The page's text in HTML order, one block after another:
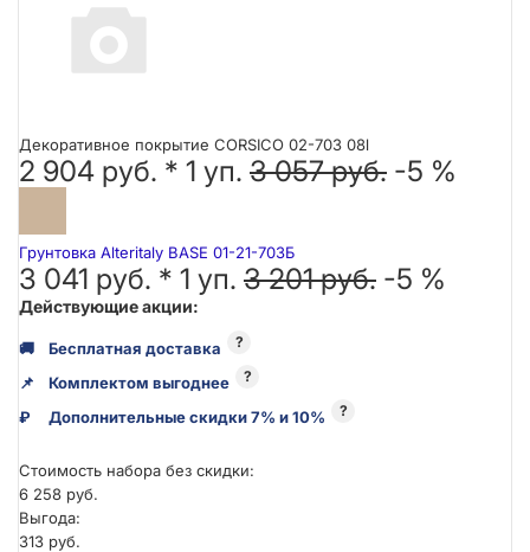
Декоративное покрытие CORSICO 02-703 08l
2 904 руб. * 1 уп. 3 057 руб. -5 %
Грунтовка Alteritaly BASE 01-21-703Б
3 041 руб. * 1 уп. 3 201 руб. -5 %
Действующие акции:
🚚 Бесплатная доставка ?
📌 Комплектом выгоднее ?
₽ Дополнительные скидки 7% и 10% ?
Стоимость набора без скидки:
6 258 руб.
Выгода:
313 руб.